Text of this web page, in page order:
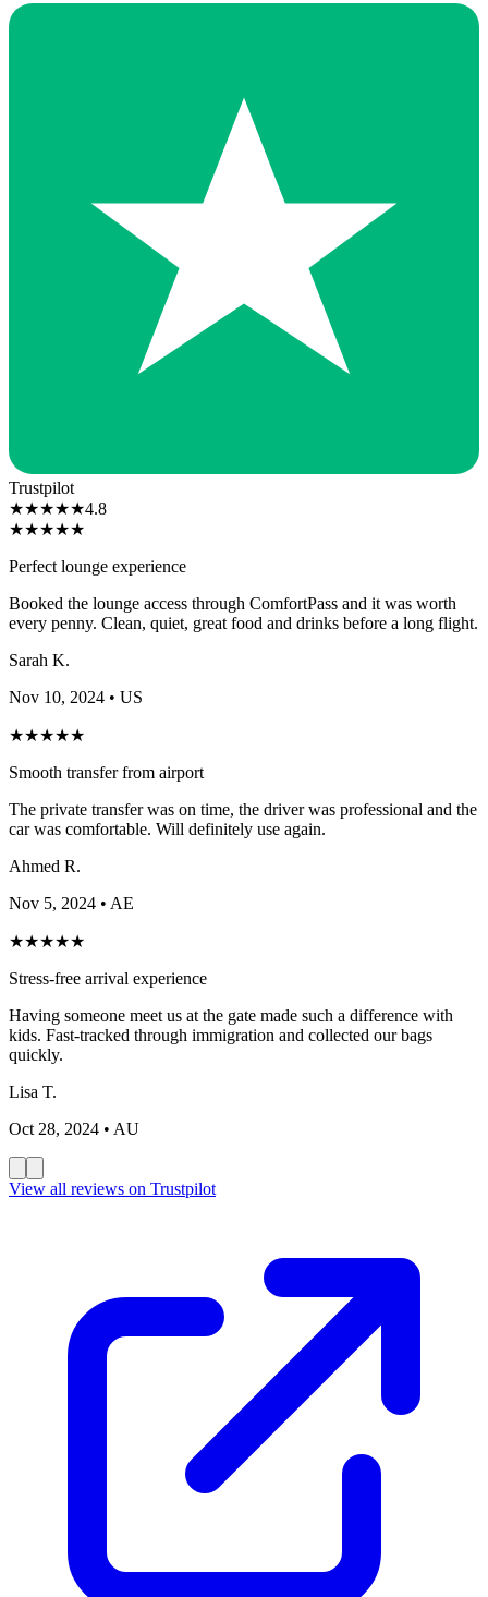
Trustpilot
★★★★★4.8
★★★★★
Perfect lounge experience
Booked the lounge access through ComfortPass and it was worth
every penny. Clean, quiet, great food and drinks before a long flight.
Sarah K.
Nov 10, 2024 • US
★★★★★
Smooth transfer from airport
The private transfer was on time, the driver was professional and the
car was comfortable. Will definitely use again.
Ahmed R.
Nov 5, 2024 • AE
★★★★★
Stress-free arrival experience
Having someone meet us at the gate made such a difference with
kids. Fast-tracked through immigration and collected our bags
quickly.
Lisa T.
Oct 28, 2024 • AU
View all reviews on Trustpilot